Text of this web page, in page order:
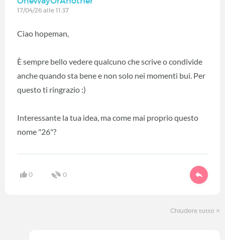
17/04/26 alle 11:37
Ciao hopeman,
È sempre bello vedere qualcuno che scrive o condivide
anche quando sta bene e non solo nei momenti bui. Per
questo ti ringrazio :)
Interessante la tua idea, ma come mai proprio questo
nome "26"?
0 0
Chiudere tutto